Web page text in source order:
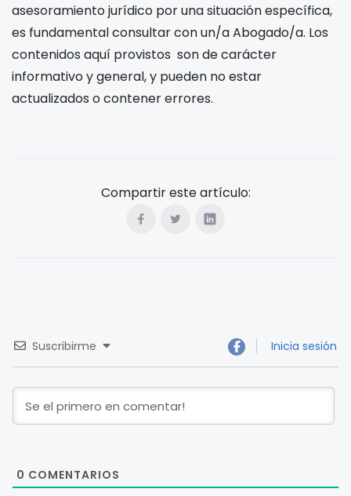
asesoramiento jurídico por una situación específica,
es fundamental consultar con un/a Abogado/a. Los
contenidos aquí provistos son de carácter
informativo y general, y pueden no estar
actualizados o contener errores.
Compartir este artículo:
Suscribirme Inicia sesión
0 COMENTARIOS